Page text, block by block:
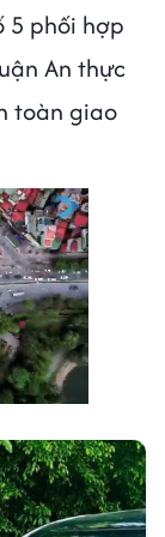
5 phối hợp
An thực
toàn giao